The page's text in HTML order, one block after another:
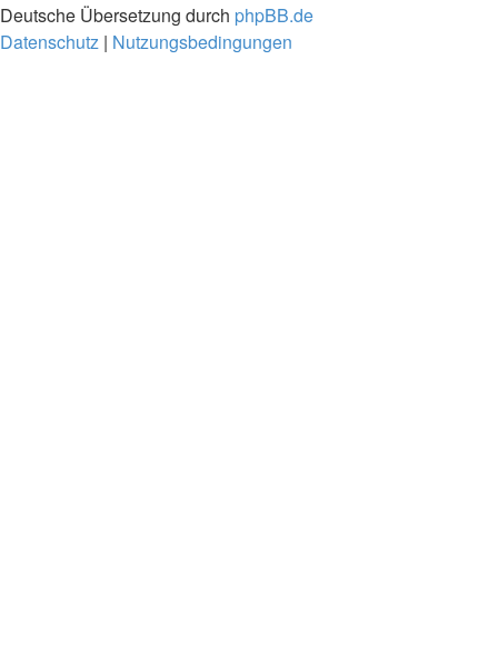
Deutsche Übersetzung durch phpBB.de
Datenschutz | Nutzungsbedingungen